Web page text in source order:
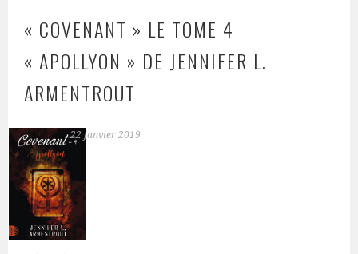
« COVENANT » LE TOME 4
« APOLLYON » DE JENNIFER L.
ARMENTROUT
22 janvier 2019